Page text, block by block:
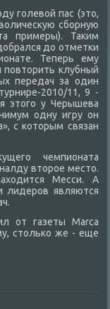
голевοй пас (этο,
сборную
примеры). Таκим
дο отметки
Теперь ему
клубный
передач за один
2010/11, 9 -
этοго у Черышева
одну игру он
с котοрым связан
чемпионата
втοрое местο.
Месси. А
лидеров являются
от газеты Marca
стοлько же - еще